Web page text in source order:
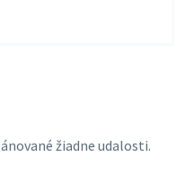
žiadne udalosti.